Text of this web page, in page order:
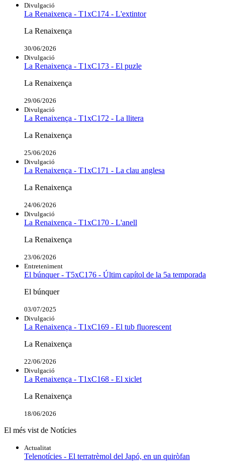
Divulgació
La Renaixença - T1xC174 - L'extintor
La Renaixença
30/06/2026
Divulgació
La Renaixença - T1xC173 - El puzle
La Renaixença
29/06/2026
Divulgació
La Renaixença - T1xC172 - La llitera
La Renaixença
25/06/2026
Divulgació
La Renaixença - T1xC171 - La clau anglesa
La Renaixença
24/06/2026
Divulgació
La Renaixença - T1xC170 - L'anell
La Renaixença
23/06/2026
Entreteniment
El búnquer - T5xC176 - Últim capítol de la 5a temporada
El búnquer
03/07/2025
Divulgació
La Renaixença - T1xC169 - El tub fluorescent
La Renaixença
22/06/2026
Divulgació
La Renaixença - T1xC168 - El xiclet
La Renaixença
18/06/2026
El més vist de Notícies
Actualitat
Telenotícies - El terratrèmol del Japó, en un quiròfan